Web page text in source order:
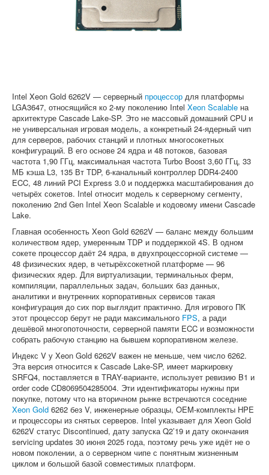
Intel Xeon Gold 6262V — серверный процессор для платформы
LGA3647, относящийся ко 2-му поколению Intel Xeon Scalable на
архитектуре Cascade Lake-SP. Это не массовый домашний CPU и
не универсальная игровая модель, а конкретный 24-ядерный чип
для серверов, рабочих станций и плотных многосокетных
конфигураций. В его основе 24 ядра и 48 потоков, базовая
частота 1,90 ГГц, максимальная частота Turbo Boost 3,60 ГГц, 33
МБ кэша L3, 135 Вт TDP, 6-канальный контроллер DDR4-2400
ECC, 48 линий PCI Express 3.0 и поддержка масштабирования до
четырёх сокетов. Intel относит модель к серверному сегменту,
поколению 2nd Gen Intel Xeon Scalable и кодовому имени Cascade
Lake.
Главная особенность Xeon Gold 6262V — баланс между большим
количеством ядер, умеренным TDP и поддержкой 4S. В одном
сокете процессор даёт 24 ядра, в двухпроцессорной системе —
48 физических ядер, в четырёхсокетной платформе — 96
физических ядер. Для виртуализации, терминальных ферм,
компиляции, параллельных задач, больших баз данных,
аналитики и внутренних корпоративных сервисов такая
конфигурация до сих пор выглядит практично. Для игрового ПК
этот процессор берут не ради максимального FPS, а ради
дешёвой многопоточности, серверной памяти ECC и возможности
собрать рабочую станцию на бывшем корпоративном железе.
Индекс V у Xeon Gold 6262V важен не меньше, чем число 6262.
Эта версия относится к Cascade Lake-SP, имеет маркировку
SRFQ4, поставляется в TRAY-варианте, использует ревизию B1 и
order code CD8069504285004. Эти идентификаторы нужны при
покупке, потому что на вторичном рынке встречаются соседние
Xeon Gold 6262 без V, инженерные образцы, OEM-комплекты HPE
и процессоры из снятых серверов. Intel указывает для Xeon Gold
6262V статус Discontinued, дату запуска Q2’19 и дату окончания
servicing updates 30 июня 2025 года, поэтому речь уже идёт не о
новом поколении, а о серверном чипе с понятным жизненным
циклом и большой базой совместимых платформ.